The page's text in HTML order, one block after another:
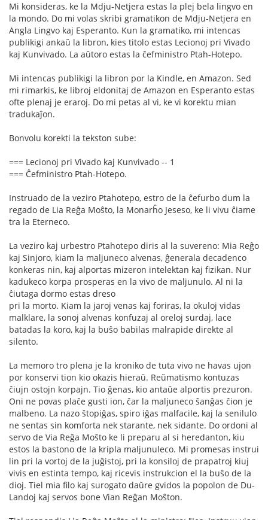
Mi konsideras, ke la Mdju-Netjera estas la plej bela lingvo en
la mondo. Do mi volas skribi gramatikon de Mdju-Netjera en
Angla Lingvo kaj Esperanto. Kun la gramatiko, mi intencas
publikigi ankaŭ la libron, kies titolo estas Lecionoj pri Vivado
kaj Kunvivado. La aŭtoro estas la ĉefministro Ptah-Hotepo.
Mi intencas publikigi la libron por la Kindle, en Amazon. Sed
mi rimarkis, ke libroj eldonitaj de Amazon en Esperanto estas
ofte plenaj je eraroj. Do mi petas al vi, ke vi korektu mian
tradukaĵon.
Bonvolu korekti la tekston sube:
=== Lecionoj pri Vivado kaj Kunvivado -- 1
=== Ĉefministro Ptah-Hotepo.
Instruado de la veziro Ptahotepo, estro de la ĉefurbo dum la
regado de Lia Reĝa Moŝto, la Monarĥo Jeseso, ke li vivu ĉiame
tra la Eterneco.
La veziro kaj urbestro Ptahotepo diris al la suvereno: Mia Reĝo
kaj Sinjoro, kiam la maljuneco alvenas, ĝenerala decadenco
konkeras nin, kaj alportas mizeron intelektan kaj fizikan. Nur
kadukeco korpa prosperas en la vivo de maljunulo. Al ni la
ĉiutaga dormo estas dreso
pri la morto. Kiam la jaroj venas kaj foriras, la okuloj vidas
malklare, la sonoj alvenas konfuzaj al oreloj surdaj, lace
batadas la koro, kaj la buŝo babilas malrapide direkte al
silento.
La memoro tro plena je la kroniko de tuta vivo ne havas ujon
por konservi tion kio okazis hieraŭ. Reŭmatismo kontuzas
ĉiujn ostojn korpajn. Tio ĝenas, kio antaŭe alportis prezuron.
Oni ne povas plaĉe gusti ion, ĉar la maljuneco ŝanĝas ĉion je
malbeno. La nazo ŝtopiĝas, spiro iĝas malfacile, kaj la senilulo
ne sentas sin komforta nek starante, nek sidante. Do ordoni al
servo de Via Reĝa Moŝto ke li preparu al si heredanton, kiu
estos la bastono de la kripla maljunuleco. Mi promesas instrui
lin pri la vortoj de la juĝistoj, pri la konsiloj de prapatroj kiuj
vivis en estinta tempo, kaj ricevis instrukcion el la buŝo de la
dioj. Tiel mia filo kaj surogato daŭre gvidos la popolon de Du-
Landoj kaj servos bone Vian Reĝan Moŝton.